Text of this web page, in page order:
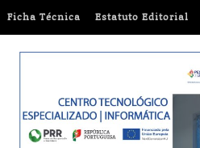
Ficha Técnica Estatuto Editorial